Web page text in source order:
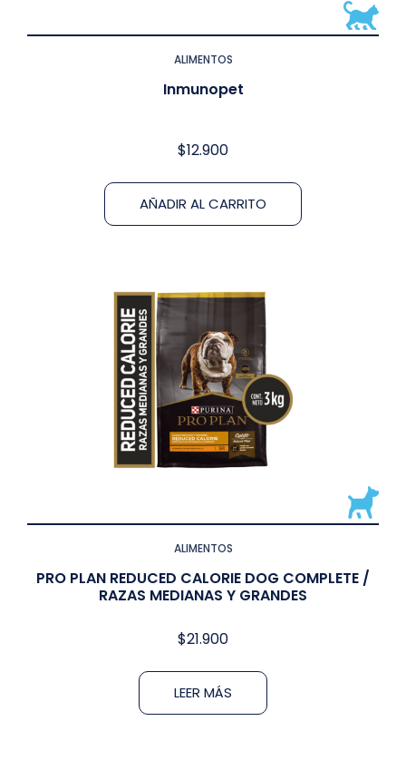
ALIMENTOS
Inmunopet
$12.900
AÑADIR AL CARRITO
ALIMENTOS
PRO PLAN REDUCED CALORIE DOG COMPLETE /
RAZAS MEDIANAS Y GRANDES
$21.900
LEER MÁS